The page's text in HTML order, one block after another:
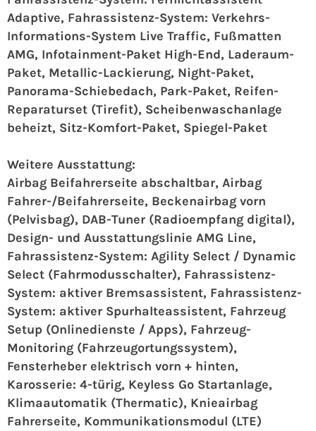
Adaptive, Fahrassistenz-System: Verkehrs-
Informations-System Live Traffic, Fußmatten
AMG, Infotainment-Paket High-End, Laderaum-
Paket, Metallic-Lackierung, Night-Paket,
Panorama-Schiebedach, Park-Paket, Reifen-
Reparaturset (Tirefit), Scheibenwaschanlage
beheizt, Sitz-Komfort-Paket, Spiegel-Paket
Weitere Ausstattung:
Airbag Beifahrerseite abschaltbar, Airbag
Fahrer-/Beifahrerseite, Beckenairbag vorn
(Pelvisbag), DAB-Tuner (Radioempfang digital),
Design- und Ausstattungslinie AMG Line,
Fahrassistenz-System: Agility Select / Dynamic
Select (Fahrmodusschalter), Fahrassistenz-
System: aktiver Bremsassistent, Fahrassistenz-
System: aktiver Spurhalteassistent, Fahrzeug
Setup (Onlinedienste / Apps), Fahrzeug-
Monitoring (Fahrzeugortungssystem),
Fensterheber elektrisch vorn + hinten,
Karosserie: 4-türig, Keyless Go Startanlage,
Klimaautomatik (Thermatic), Knieairbag
Fahrerseite, Kommunikationsmodul (LTE)